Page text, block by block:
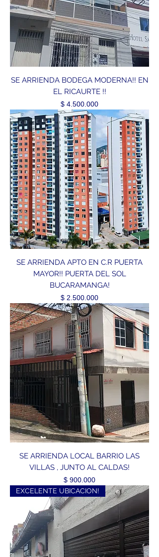
SE ARRIENDA BODEGA MODERNA!! EN
EL RICAURTE !!
Precio
$ 4.500.000
SE ARRIENDA APTO EN C.R PUERTA
MAYOR!! PUERTA DEL SOL
BUCARAMANGA!
Precio
$ 2.500.000
SE ARRIENDA LOCAL BARRIO LAS
VILLAS , JUNTO AL CALDAS!
Precio
$ 900.000
EXCELENTE UBICACION!